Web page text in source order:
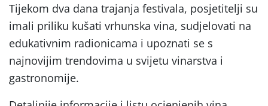
Tijekom dva dana trajanja festivala, posjetitelji su
imali priliku kušati vrhunska vina, sudjelovati na
edukativnim radionicama i upoznati se s
najnovijim trendovima u svijetu vinarstva i
gastronomije.